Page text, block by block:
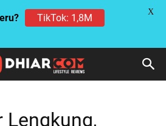
Lengkung,
TikTok: 1,8M
X